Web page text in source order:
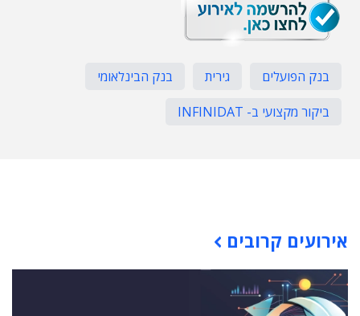
בנק הפועלים גירית
בנק הבינלאומי
ביקור מקצועי ב- INFINIDAT
אירועים קרובים